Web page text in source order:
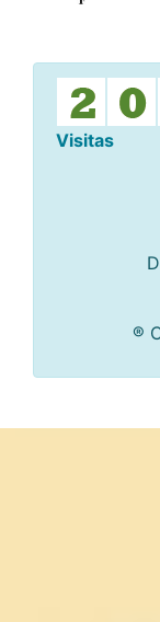
Visitas
®